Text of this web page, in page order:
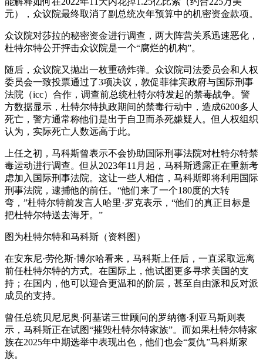
元），众议院最终取消了副总统次年预算中的机密资金款项。
众议院对莎拉的秘密资金进行调查，两大阵营关系迅速恶化，
杜特尔特公开抨击众议院是一个“腐烂的机构”。
随后，众议院又抛出一枚重磅炸弹。众议院司法委员会和人权
委员会一致投票通过了3项决议，敦促菲律宾政府与国际刑事
法院（icc）合作，调查前总统杜特尔特发起的禁毒战争。警
方数据显示，杜特尔特执政期间的禁毒行动中，造成6200多人
死亡，警方通常称他们是出于自卫而杀死嫌疑人。但人权组织
认为，实际死亡人数远高于此。
上任之初，马科斯曾表示不会协助国际刑事法院对杜特尔特禁
毒运动进行调查。但从2023年11月起，马科斯透露正在重新考
虑加入国际刑事法院。这让一些人相信，马科斯即将利用国际
刑事法院，逮捕他的前任。“他们来了一个180度的大转
弯，”杜特尔特前发言人哈里·罗克表示，“他们的真正目标是
把杜特尔特送去海牙。”
图为杜特尔特和马科斯（资料图）
在安东尼·劳伦斯·博尔哈看来，马科斯上任后，一直采取远离
前任杜特尔特的方式。在国际上，他试图更多寻求美国的支
持；在国内，他可以迎合更温和的阶层，甚至自由派和反对派
成员的支持。
曾任总统贝尼尼奥·阿基诺三世顾问的罗纳德·利亚马斯则表
示，马科斯正在试图“摧毁杜特尔特家族”。而如果杜特尔特家
族在2025年中期选举中表现出色，他们也会“复仇”马科斯家
族。